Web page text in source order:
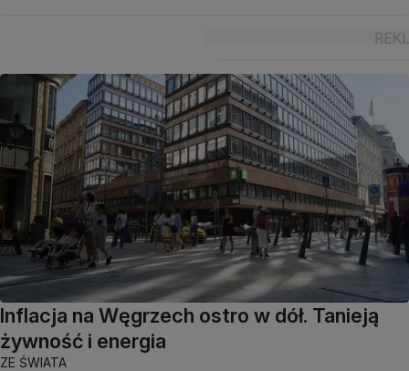
Inflacja na Węgrzech ostro w dół. Tanieją
żywność i energia
ZE ŚWIATA